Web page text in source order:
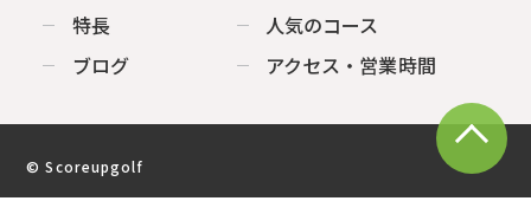
特長
人気のコース
ブログ
アクセス・営業時間
© Scoreupgolf